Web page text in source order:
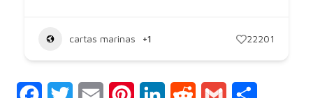
cartas marinas +1 22201
FacebookTwitter Email PinterestLinkedIn Reddit Gmail